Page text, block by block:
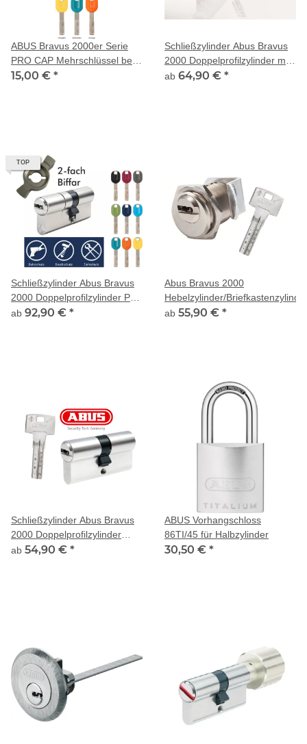
ABUS Bravus 2000er Serie
PRO CAP Mehrschlüssel bei
Zylinderkauf
15,00 € *
Schließzylinder Abus Bravus
2000 Doppelprofilzylinder mit
farbigen Pro Cap Schlüssel
ab 64,90 € *
TOP
Schließzylinder Abus Bravus
2000 Doppelprofilzylinder Pro
Cap Schlüssel 2-fach
ab 92,90 € *
Abus Bravus 2000
Hebelzylinder/
ab 55,90 € *
Schließzylinder Abus Bravus
2000 Doppelprofilzylinder
Sondergröße
ab 54,90 € *
ABUS Vorhangschloss
86TI/45 für Halbzylinder
30,50 € *